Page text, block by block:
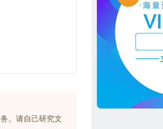
。请自己研究文